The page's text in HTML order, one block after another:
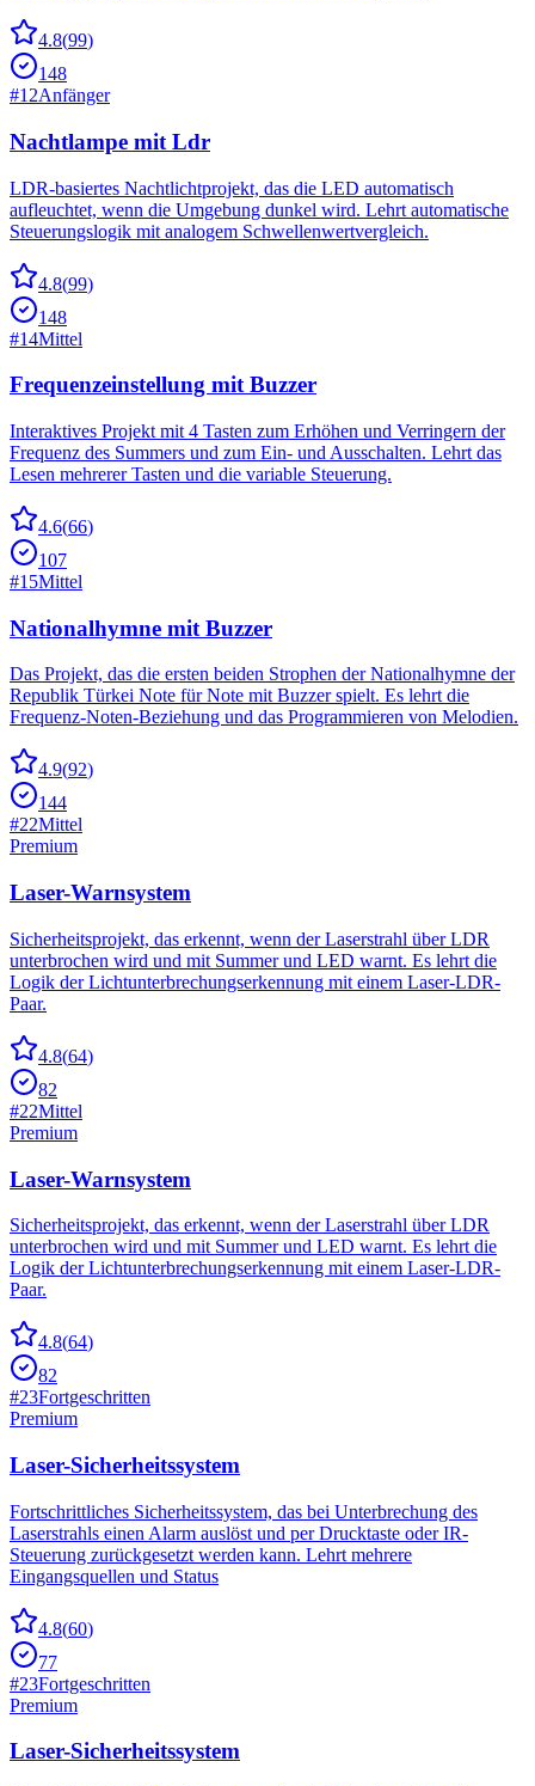
4.8(99)
148
#12Anfänger
Nachtlampe mit Ldr
LDR-basiertes Nachtlichtprojekt, das die LED automatisch
aufleuchtet, wenn die Umgebung dunkel wird. Lehrt automatische
Steuerungslogik mit analogem Schwellenwertvergleich.
4.8(99)
148
#14Mittel
Frequenzeinstellung mit Buzzer
Interaktives Projekt mit 4 Tasten zum Erhöhen und Verringern der
Frequenz des Summers und zum Ein- und Ausschalten. Lehrt das
Lesen mehrerer Tasten und die variable Steuerung.
4.6(66)
107
#15Mittel
Nationalhymne mit Buzzer
Das Projekt, das die ersten beiden Strophen der Nationalhymne der
Republik Türkei Note für Note mit Buzzer spielt. Es lehrt die
Frequenz-Noten-Beziehung und das Programmieren von Melodien.
4.9(92)
144
#22Mittel
Premium
Laser-Warnsystem
Sicherheitsprojekt, das erkennt, wenn der Laserstrahl über LDR
unterbrochen wird und mit Summer und LED warnt. Es lehrt die
Logik der Lichtunterbrechungserkennung mit einem Laser-LDR-
Paar.
4.8(64)
82
#22Mittel
Premium
Laser-Warnsystem
Sicherheitsprojekt, das erkennt, wenn der Laserstrahl über LDR
unterbrochen wird und mit Summer und LED warnt. Es lehrt die
Logik der Lichtunterbrechungserkennung mit einem Laser-LDR-
Paar.
4.8(64)
82
#23Fortgeschritten
Premium
Laser-Sicherheitssystem
Fortschrittliches Sicherheitssystem, das bei Unterbrechung des
Laserstrahls einen Alarm auslöst und per Drucktaste oder IR-
Steuerung zurückgesetzt werden kann. Lehrt mehrere
Eingangsquellen und Status
4.8(60)
77
#23Fortgeschritten
Premium
Laser-Sicherheitssystem